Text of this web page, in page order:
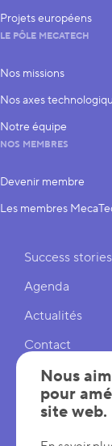
Projets européens
LE PÔLE MECATECH
Nos missions
Nos axes
Notre équipe
NOS MEMBRES
Devenir membre
Les membres
Liens rapides
Success stories
Agenda
Actualités
Contact
Cookies
Réglages
Nous
pour
site web.